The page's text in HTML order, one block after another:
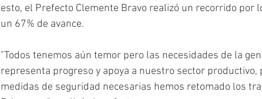
esto, el Prefecto Clemente Bravo realizó un recorrido
un 67% de avance.
"Todos tenemos aún temor pero las necesidades de la
representa progreso y apoya a nuestro sector productivo,
medidas de seguridad necesarias hemos retomado los